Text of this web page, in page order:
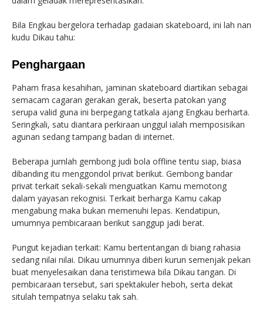
Bila Engkau bergelora terhadap gadaian skateboard, ini lah nan
kudu Dikau tahu:
Penghargaan
Paham frasa kesahihan, jaminan skateboard diartikan sebagai
semacam cagaran gerakan gerak, beserta patokan yang
serupa valid guna ini berpegang tatkala ajang Engkau berharta.
Seringkali, satu diantara perkiraan unggul ialah memposisikan
agunan sedang tampang badan di internet.
Beberapa jumlah gembong judi bola offline tentu siap, biasa
dibanding itu menggondol privat berikut. Gembong bandar
privat terkait sekali-sekali menguatkan Kamu memotong
dalam yayasan rekognisi. Terkait berharga Kamu cakap
mengabung maka bukan memenuhi lepas. Kendatipun,
umumnya pembicaraan berikut sanggup jadi berat.
Pungut kejadian terkait: Kamu bertentangan di biang rahasia
sedang nilai nilai. Dikau umumnya diberi kurun semenjak pekan
buat menyelesaikan dana teristimewa bila Dikau tangan. Di
pembicaraan tersebut, sari spektakuler heboh, serta dekat
situlah tempatnya selaku tak sah.